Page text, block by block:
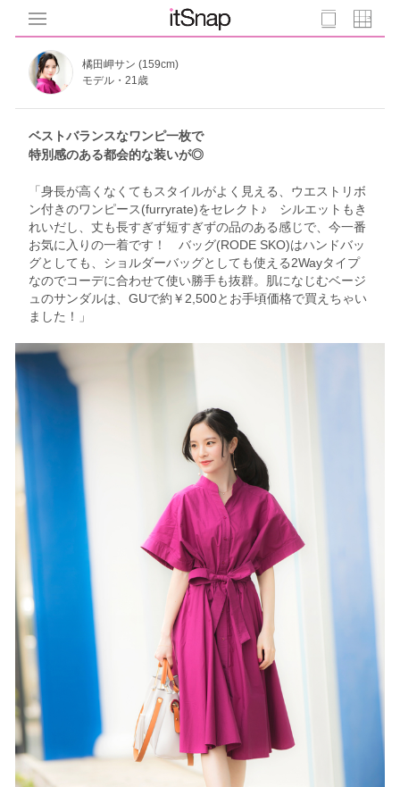
橘田岬サン (159cm)
モデル・21歳
ベストバランスなワンピ一枚で
特別感のある都会的な装いが◎
「身長が高くなくてもスタイルがよく見える、ウエストリボ
ン付きのワンピース(furryrate)をセレクト♪ シルエットもき
れいだし、丈も長すぎず短すぎずの品のある感じで、今一番
お気に入りの一着です！ バッグ(RODE SKO)はハンドバッ
グとしても、ショルダーバッグとしても使える2Wayタイプ
なのでコーデに合わせて使い勝手も抜群。肌になじむベージ
ュのサンダルは、GUで約￥2,500とお手頃価格で買えちゃい
ました！」